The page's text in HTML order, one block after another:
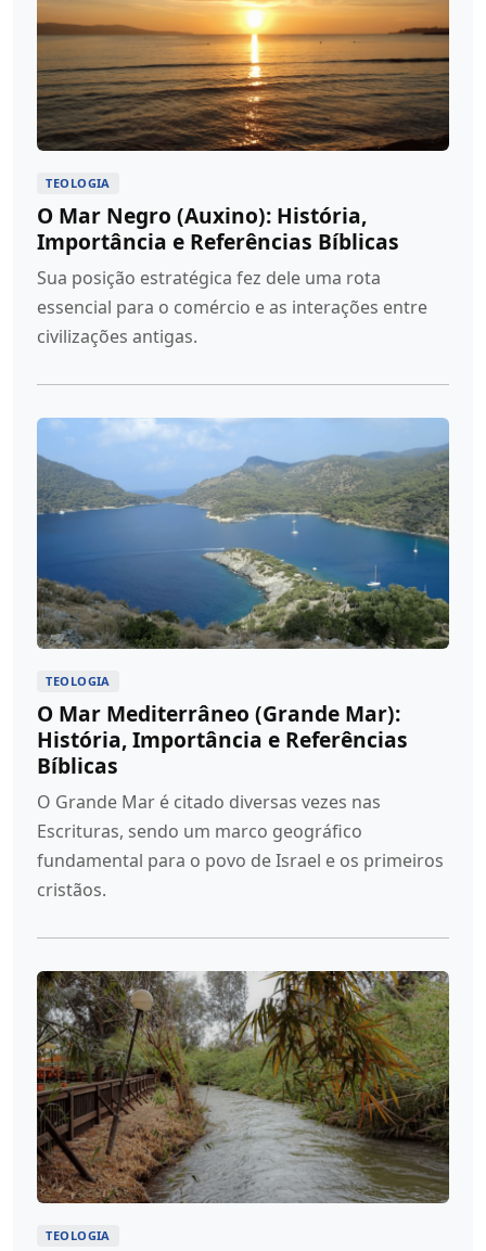
TEOLOGIA
O Mar Negro (Auxino): História,
Importância e Referências Bíblicas
Sua posição estratégica fez dele uma rota
essencial para o comércio e as interações entre
civilizações antigas.
TEOLOGIA
O Mar Mediterrâneo (Grande Mar):
História, Importância e Referências
Bíblicas
O Grande Mar é citado diversas vezes nas
Escrituras, sendo um marco geográfico
fundamental para o povo de Israel e os primeiros
cristãos.
TEOLOGIA